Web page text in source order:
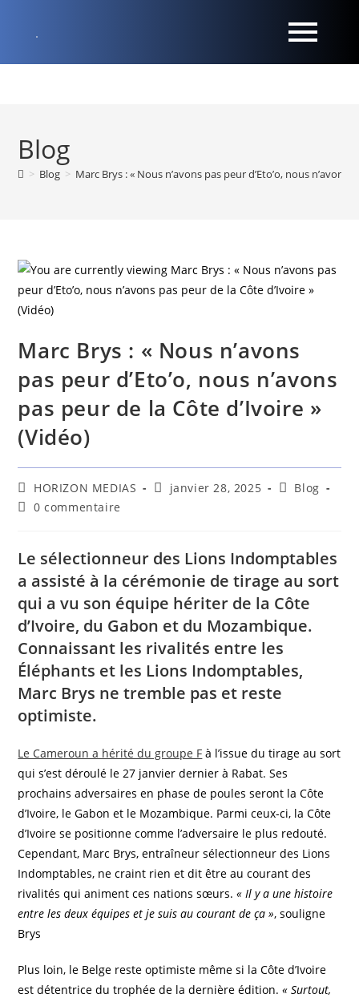
Blog
> Blog > Marc Brys : « Nous n’avons pas peur d’Eto’o, nous n’avons
Marc Brys : « Nous n’avons
pas peur d’Eto’o, nous n’avons
pas peur de la Côte d’Ivoire »
(Vidéo)
HORIZON MEDIAS janvier 28, 2025
Blog
0 commentaire
Le sélectionneur des Lions Indomptables
a assisté à la cérémonie de tirage au sort
qui a vu son équipe hériter de la Côte
d’Ivoire, du Gabon et du Mozambique.
Connaissant les rivalités entre les
Éléphants et les Lions Indomptables,
Marc Brys ne tremble pas et reste
optimiste.
Le Cameroun a hérité du groupe F à l’issue du tirage au sort
qui s’est déroulé le 27 janvier dernier à Rabat. Ses
prochains adversaires en phase de poules seront la Côte
d’Ivoire, le Gabon et le Mozambique. Parmi ceux-ci, la Côte
d’Ivoire se positionne comme l’adversaire le plus redouté.
Cependant, Marc Brys, entraîneur sélectionneur des Lions
Indomptables, ne craint rien et dit être au courant des
rivalités qui animent ces nations sœurs.« Il y a une histoire
entre les deux équipes et je suis au courant de ça », souligne
Brys
Plus loin, le Belge reste optimiste même si la Côte d’Ivoire
est détentrice du trophée de la dernière édition. « Surtout,